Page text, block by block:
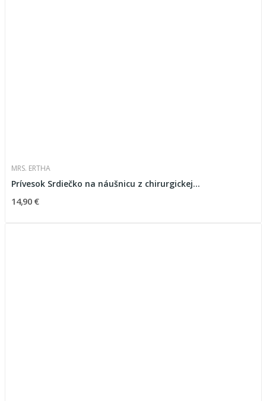
MRS. ERTHA
Prívesok Srdiečko na náušnicu z chirurgickej...
14,90 €